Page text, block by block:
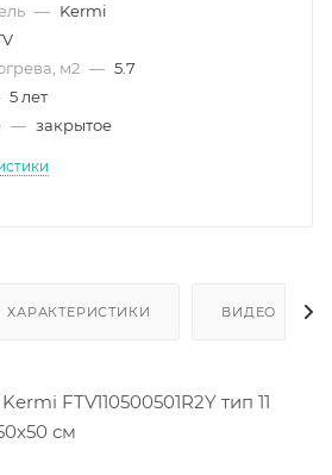
— Kermi
м2 — 5.7
5 лет
— закрытое
ХАРАКТЕРИСТИКИ ВИДЕО (2)
FTV110500501R2Y тип 11
см